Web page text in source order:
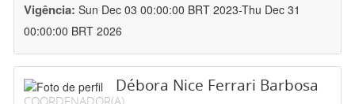
Vigência: Sun Dec 03 00:00:00 BRT 2023-Thu Dec 31
00:00:00 BRT 2026
Débora Nice Ferrari Barbosa